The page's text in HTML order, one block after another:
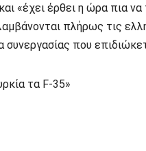
«έχει έρθει η ώρα πια
πλήρως τις
συνεργασίας που
τα F-35»